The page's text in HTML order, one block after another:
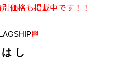
価格も掲載中です！！
🏁
し